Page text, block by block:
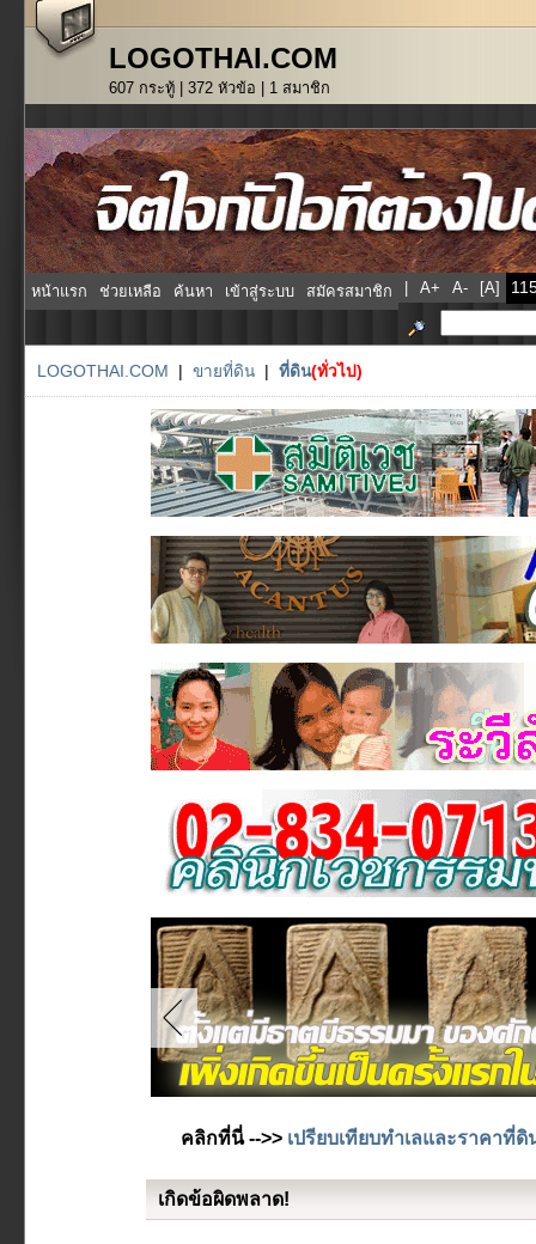
LOGOTHAI.COM
607 กระทู้ | 372 หัวข้อ | 1 สมาชิก
หน้าแรก ช่วยเหลือ ค้นหา เข้าสู่ระบบ สมัครสมาชิก | A+ A- [A]
LOGOTHAI.COM | ขายที่ดิน| ที่ดิน(ทั่วไป)
คลิกที่นี่ -->> เปรียบเทียบทำเลและราคาที่
เกิดข้อผิดพลาด!